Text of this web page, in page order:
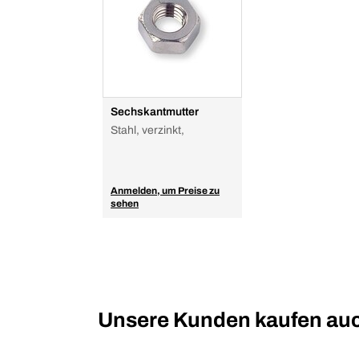
Sechskantmutter
Stahl, verzinkt,
Anmelden, um Preise zu
sehen
Unsere Kunden kaufen